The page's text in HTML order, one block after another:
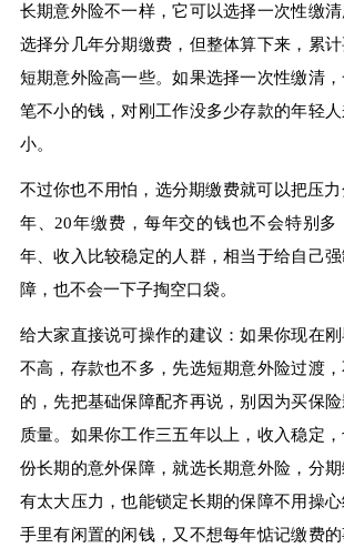
长期意外险不一样，它可以选择一次性缴
选择分几年分期缴费，但整体算下来，累
短期意外险高一些。如果选择一次性缴清
笔不小的钱，对刚工作没多少存款的年轻
小。
不过你也不用怕，选分期缴费就可以把压
年、20年缴费，每年交的钱也不会特别多
年、收入比较稳定的人群，相当于给自己
障，也不会一下子掏空口袋。
给大家直接说可操作的建议：如果你现在
不高，存款也不多，先选短期意外险过渡
的，先把基础保障配齐再说，别因为买保
质量。如果你工作三五年以上，收入稳定
份长期的意外保障，就选长期意外险，分
有太大压力，也能锁定长期的保障不用操
手里有闲置的闲钱，又不想每年惦记缴费